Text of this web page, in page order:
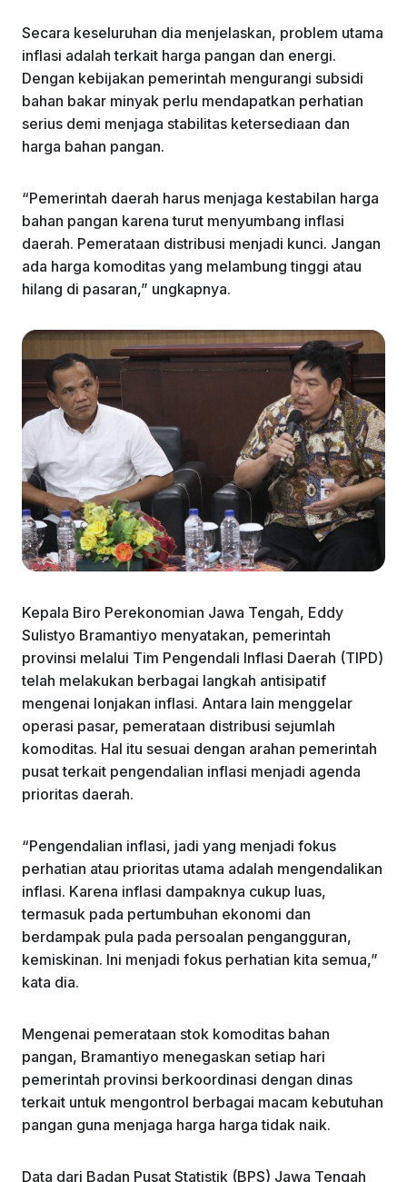
Secara keseluruhan dia menjelaskan, problem utama
inflasi adalah terkait harga pangan dan energi.
Dengan kebijakan pemerintah mengurangi subsidi
bahan bakar minyak perlu mendapatkan perhatian
serius demi menjaga stabilitas ketersediaan dan
harga bahan pangan.
“Pemerintah daerah harus menjaga kestabilan harga
bahan pangan karena turut menyumbang inflasi
daerah. Pemerataan distribusi menjadi kunci. Jangan
ada harga komoditas yang melambung tinggi atau
hilang di pasaran,” ungkapnya.
Kepala Biro Perekonomian Jawa Tengah, Eddy
Sulistyo Bramantiyo menyatakan, pemerintah
provinsi melalui Tim Pengendali Inflasi Daerah (TIPD)
telah melakukan berbagai langkah antisipatif
mengenai lonjakan inflasi. Antara lain menggelar
operasi pasar, pemerataan distribusi sejumlah
komoditas. Hal itu sesuai dengan arahan pemerintah
pusat terkait pengendalian inflasi menjadi agenda
prioritas daerah.
“Pengendalian inflasi, jadi yang menjadi fokus
perhatian atau prioritas utama adalah mengendalikan
inflasi. Karena inflasi dampaknya cukup luas,
termasuk pada pertumbuhan ekonomi dan
berdampak pula pada persoalan pengangguran,
kemiskinan. Ini menjadi fokus perhatian kita semua,”
kata dia.
Mengenai pemerataan stok komoditas bahan
pangan, Bramantiyo menegaskan setiap hari
pemerintah provinsi berkoordinasi dengan dinas
terkait untuk mengontrol berbagai macam kebutuhan
pangan guna menjaga harga harga tidak naik.
Data dari Badan Pusat Statistik (BPS) Jawa Tengah